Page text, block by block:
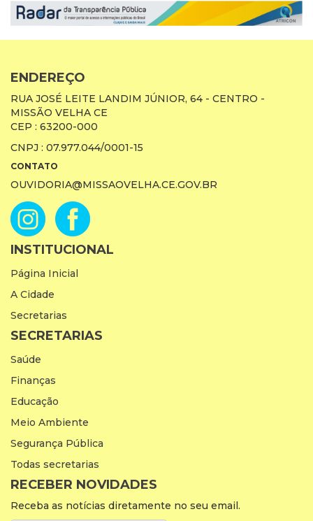
ENDEREÇO
RUA JOSÉ LEITE LANDIM JÚNIOR, 64 - CENTRO -
MISSÃO VELHA CE
CEP : 63200-000
CNPJ : 07.977.044/0001-15
CONTATO
OUVIDORIA@MISSAOVELHA.CE.GOV.BR
INSTITUCIONAL
Página Inicial
A Cidade
Secretarias
SECRETARIAS
Saúde
Finanças
Educação
Meio Ambiente
Segurança Pública
Todas secretarias
RECEBER NOVIDADES
Receba as notícias diretamente no seu email.